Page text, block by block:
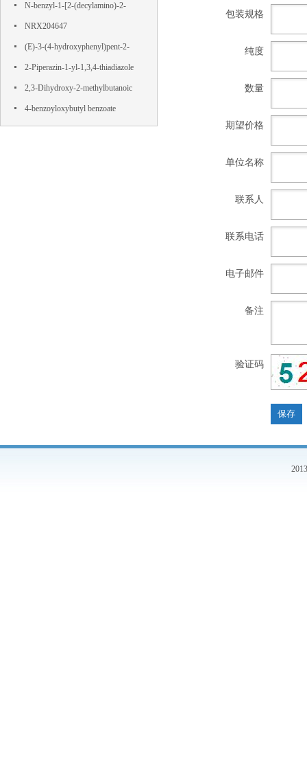
N-benzyl-1-[2-(decylamino)-2-
oxoethyl]pyridin-1-ium-3-
carboxamide,chloride
NRX204647
(E)-3-(4-hydroxyphenyl)pent-2-
enedioic acid
2-Piperazin-1-yl-1,3,4-thiadiazole
2,3-Dihydroxy-2-methylbutanoic
acid4-benzoyloxybutyl benzoate
包装规格
纯度
数量
期望价格
单位名称
联系人
联系电话
电子邮件
备注
验证码